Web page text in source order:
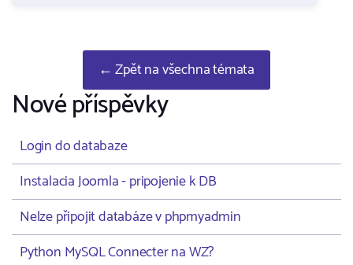
← Zpět na všechna témata
Nové příspěvky
Login do databaze
Instalacia Joomla - pripojenie k DB
Nelze připojit databáze v phpmyadmin
Python MySQL Connecter na WZ?